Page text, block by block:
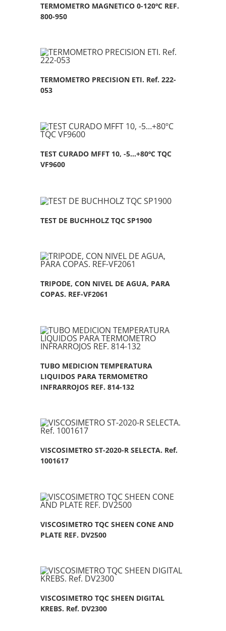
TERMOMETRO MAGNETICO 0-120ºC REF.
800-950
TERMOMETRO PRECISION ETI. Ref. 222-
053
TEST CURADO MFFT 10, -5…+80ºC TQC
VF9600
TEST DE BUCHHOLZ TQC SP1900
TRIPODE, CON NIVEL DE AGUA, PARA
COPAS. REF-VF2061
TUBO MEDICION TEMPERATURA
LIQUIDOS PARA TERMOMETRO
INFRARROJOS REF. 814-132
VISCOSIMETRO ST-2020-R SELECTA. Ref.
1001617
VISCOSIMETRO TQC SHEEN CONE AND
PLATE REF. DV2500
VISCOSIMETRO TQC SHEEN DIGITAL
KREBS. Ref. DV2300